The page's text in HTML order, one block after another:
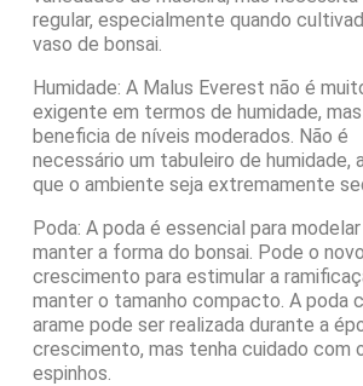
regular, especialmente quando
vaso de bonsai.
Humidade: A Malus Everest não é
exigente em termos de humidade, mas
beneficia de níveis moderados. Não é
necessário um tabuleiro de humidade,
que o ambiente seja extremamente
Poda: A poda é essencial para
manter a forma do bonsai. Pode o novo
crescimento para estimular a
manter o tamanho compacto. A poda
arame pode ser realizada durante a
crescimento, mas tenha cuidado com
espinhos.